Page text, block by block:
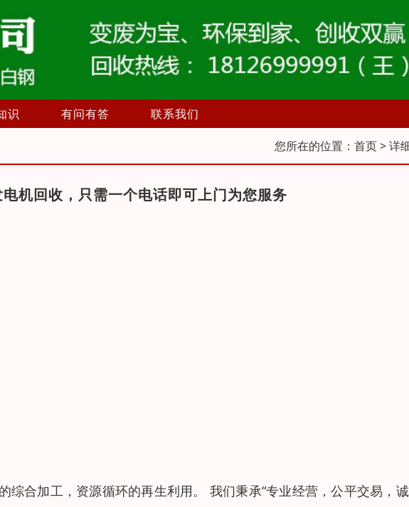
识 有问有答 联系我们
您所在的位置： 首页> 详
机回收，只需一个电话即可上门为您服务
综合加工，资源循环的再生利用。 我们秉承“专业经营，公平交易，